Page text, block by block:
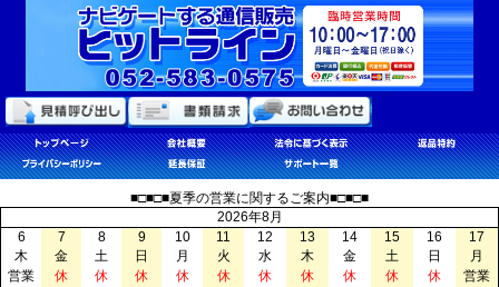
■□■□■夏季の営業に関するご案内■□■□■
2026年8月
6
7 8 9 10 11 12 13 14 15 16
17
木
金 土 日 月 火 水 木 金 土 日
月
営業
休 休 休 休 休 休 休 休 休 休
営業